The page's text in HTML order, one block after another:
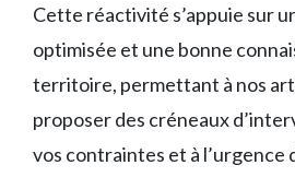
Cette réactivité s’appuie sur
optimisée et une bonne
territoire, permettant à nos
proposer des créneaux
vos contraintes et à l’urgence